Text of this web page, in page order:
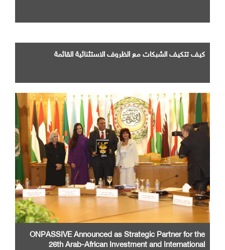
كيف تتكيف الشبكات مع الظروف الاستثنائية القائمة
ONPASSIVE Announced as Strategic Partner for the
26th Arab-African Investment and International